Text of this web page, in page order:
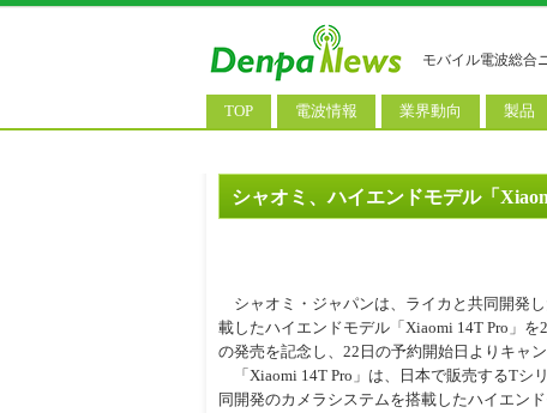
モバイル電波総合
TOP 電波情報
基地局ニュース
業界動向
決算情報
料金改定
製品
スマー
SIM
IoT/
Wi-Fi
シャオミ、ハイエンドモデル「
シャオミ・ジャパンは、ライカと共同開発
載したハイエンドモデル「Xiaomi 14T Pro」
の発売を記念し、22日の予約開始日よりキャ
「Xiaomi 14T Pro」は、日本で販売するTシ
同開発のカメラシステムを搭載したハイエン